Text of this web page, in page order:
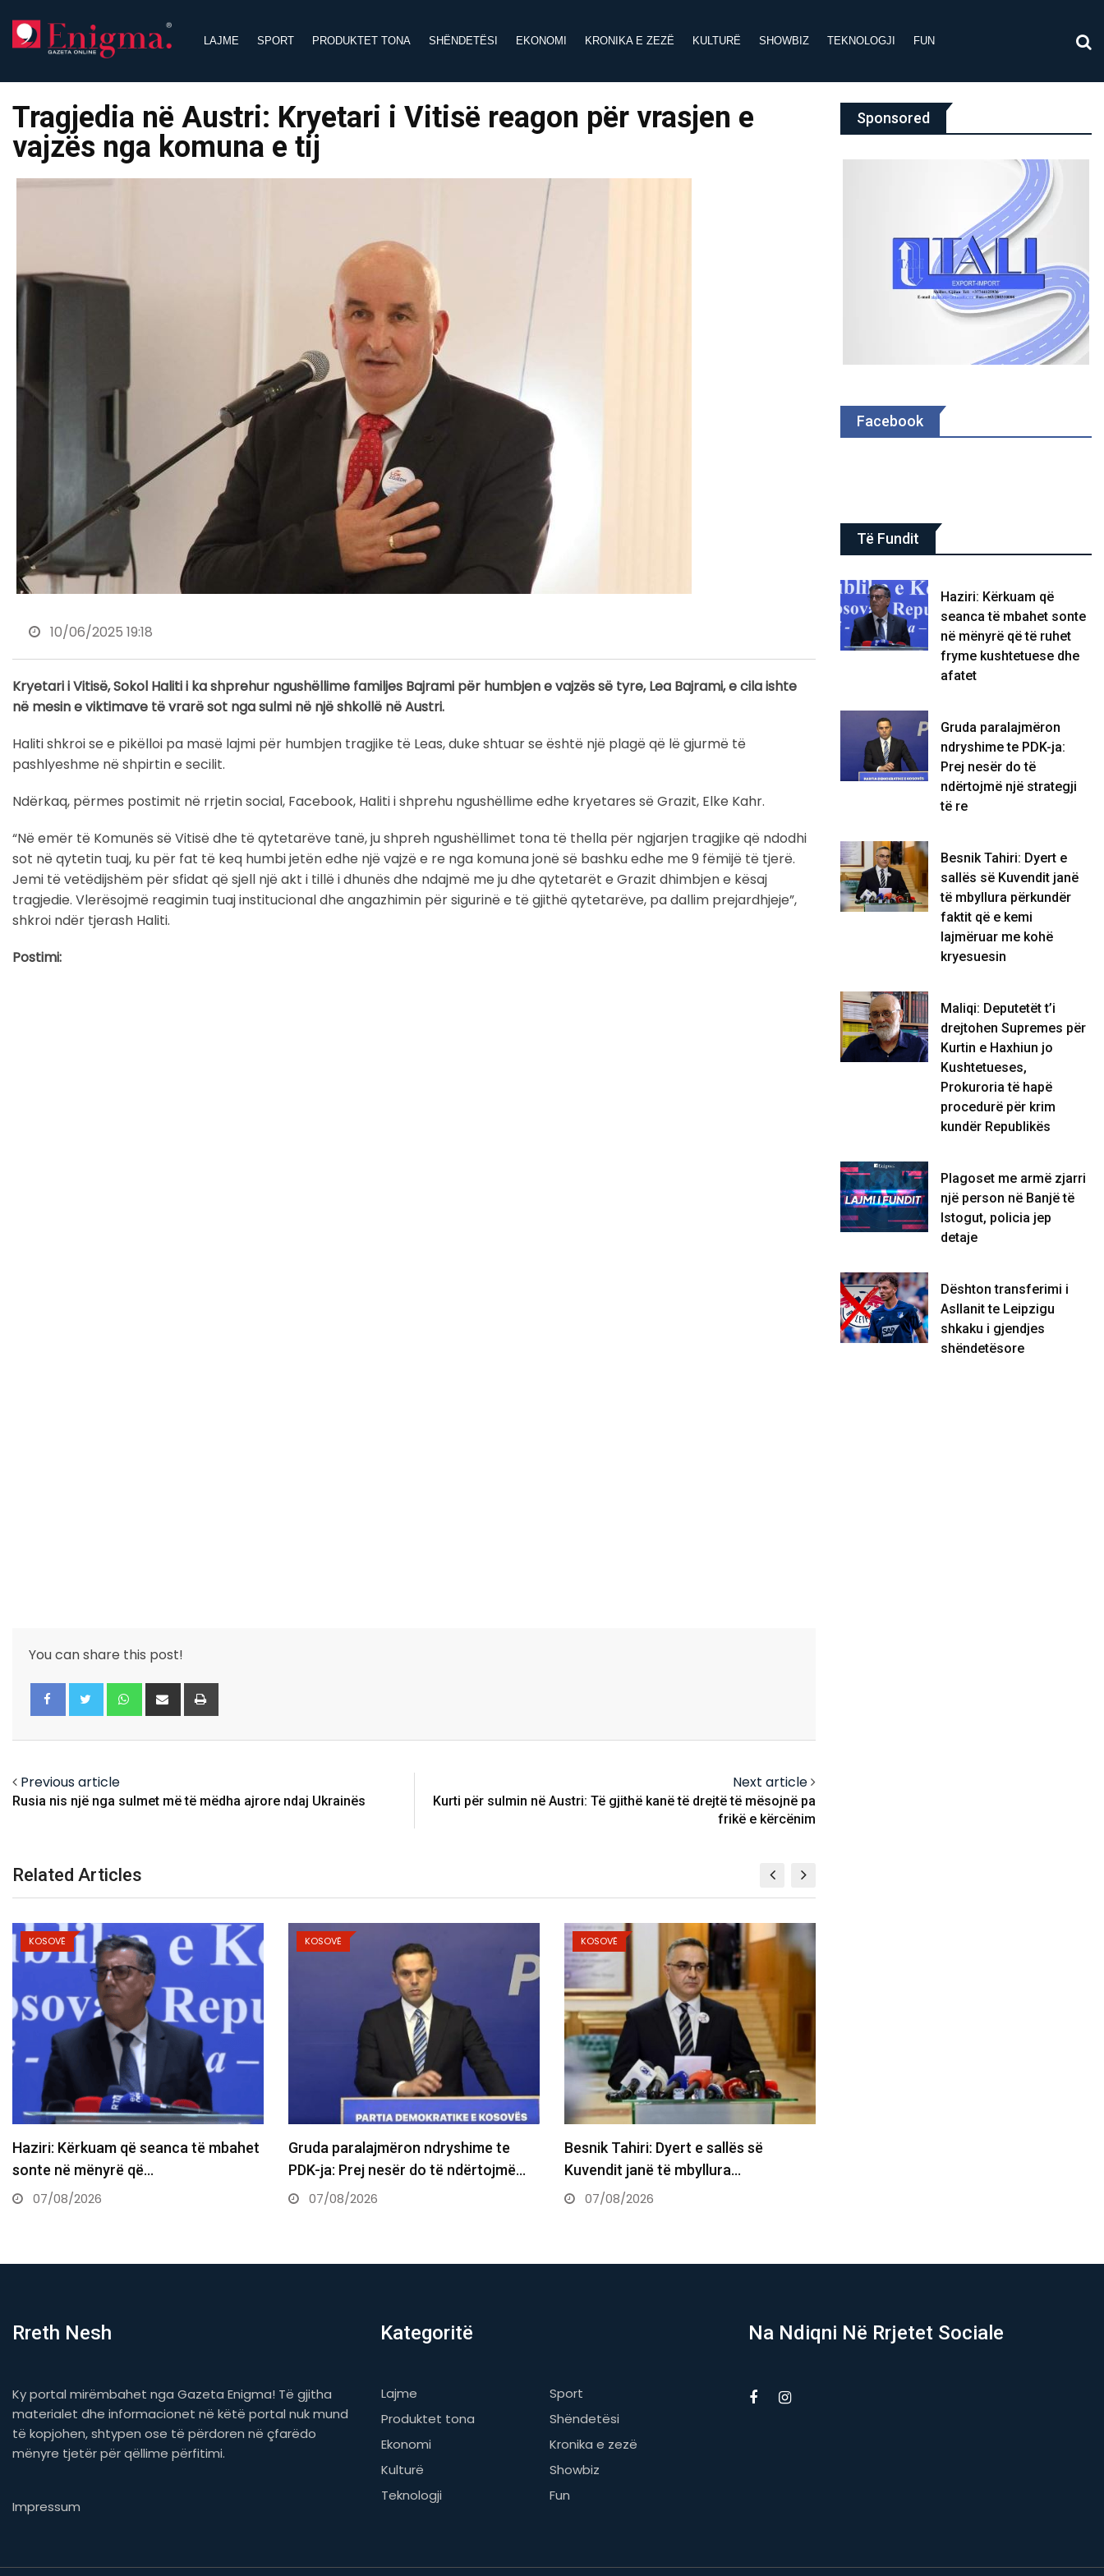
content
LAJME SPORT PRODUKTET TONA SHËNDETËSI EKONOMI KRONIKA E ZEZË KULTURË SHOWBIZ TEKNOLOGJI FUN
Tragjedia në Austri: Kryetari i Vitisë reagon për vrasjen e
vajzës nga komuna e tij
10/06/2025 19:18
Kryetari i Vitisë, Sokol Haliti i ka shprehur ngushëllime familjes Bajrami për humbjen e vajzës së tyre, Lea Bajrami, e cila ishte
në mesin e viktimave të vrarë sot nga sulmi në një shkollë në Austri.
Haliti shkroi se e pikëlloi pa masë lajmi për humbjen tragjike të Leas, duke shtuar se është një plagë që lë gjurmë të
pashlyeshme në shpirtin e secilit.
Ndërkaq, përmes postimit në rrjetin social, Facebook, Haliti i shprehu ngushëllime edhe kryetares së Grazit, Elke Kahr.
“Në emër të Komunës së Vitisë dhe të qytetarëve tanë, ju shpreh ngushëllimet tona të thella për ngjarjen tragjike që ndodhi
sot në qytetin tuaj, ku për fat të keq humbi jetën edhe një vajzë e re nga komuna jonë së bashku edhe me 9 fëmijë të tjerë.
Jemi të vetëdijshëm për sfidat që sjell një akt i tillë i dhunës dhe ndajmë me ju dhe qytetarët e Grazit dhimbjen e kësaj
tragjedie. Vlerësojmë reagimin tuaj institucional dhe angazhimin për sigurinë e të gjithë qytetarëve, pa dallim prejardhjeje”,
shkroi ndër tjerash Haliti.
Postimi:
You can share this post!
Whatsapp
Share
via
Previous article
Rusia nis një nga sulmet më të mëdha ajrore ndaj Ukrainës
Next article
Kurti për sulmin në Austri: Të gjithë kanë të drejtë të mësojnë pa
frikë e kërcënim
Related Articles
KOSOVË
Gruda paralajmëron ndryshime te
PDK-ja: Prej nesër do të ndërtojmë…
07/08/2026
Besnik Tahiri: Dyert e sallës së
Kuvendit janë të mbyllura…
07/08/2026
KOSOVË
Maliqi: Deputetët t’i drejtohen
Supremes për Kurtin e Haxhiun jo…
07/08/2026
Sponsored
Facebook
Të Fundit
Haziri: Kërkuam që
seanca të mbahet sonte
në mënyrë që të ruhet
fryme kushtetuese dhe
afatet
Gruda paralajmëron
ndryshime te PDK-ja:
Prej nesër do të
ndërtojmë një strategji
të re
Besnik Tahiri: Dyert e
sallës së Kuvendit janë
të mbyllura përkundër
faktit që e kemi
lajmëruar me kohë
kryesuesin
Maliqi: Deputetët t’i
drejtohen Supremes për
Kurtin e Haxhiun jo
Kushtetueses,
Prokuroria të hapë
procedurë për krim
kundër Republikës
Plagoset me armë zjarri
një person në Banjë të
Istogut, policia jep
detaje
Dështon transferimi i
Asllanit te Leipzigu
shkaku i gjendjes
shëndetësore
Rreth Nesh
Ky portal mirëmbahet nga Gazeta Enigma! Të gjitha
materialet dhe informacionet në këtë portal nuk mund
të kopjohen, shtypen ose të përdoren në çfarëdo
mënyre tjetër për qëllime përfitimi.
Impressum
Kategoritë
Lajme
Sport
Produktet tona
Shëndetësi
Ekonomi
Kronika e zezë
Kulturë
Showbiz
Teknologji
Fun
Na Ndiqni Në Rrjetet Sociale